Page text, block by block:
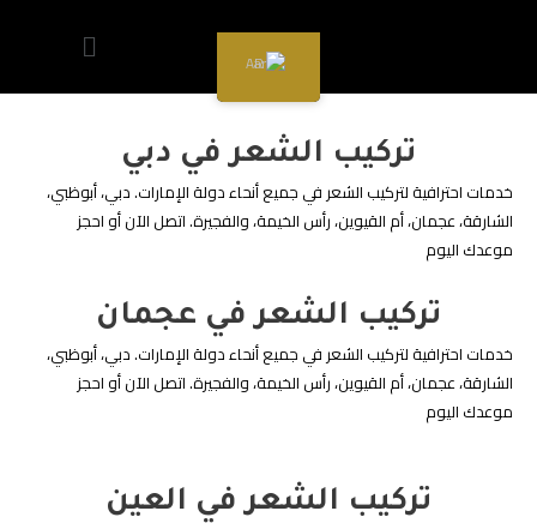
تركيب الشعر في دبي
خدمات احترافية لتركيب الشعر في جميع أنحاء دولة الإمارات. دبي، أبوظبي،
الشارقة، عجمان، أم القيوين، رأس الخيمة، والفجيرة. اتصل الآن أو احجز
موعدك اليوم
تركيب الشعر في عجمان
خدمات احترافية لتركيب الشعر في جميع أنحاء دولة الإمارات. دبي، أبوظبي،
الشارقة، عجمان، أم القيوين، رأس الخيمة، والفجيرة. اتصل الآن أو احجز
موعدك اليوم
تركيب الشعر في العين
AR